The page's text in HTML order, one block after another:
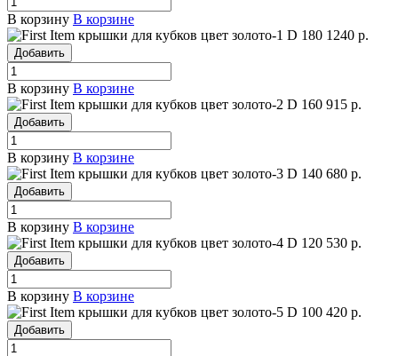
В корзину В корзине
крышки для кубков цвет золото-1 D 180 1240 р.
Добавить
В корзину В корзине
крышки для кубков цвет золото-2 D 160 915 р.
Добавить
В корзину В корзине
крышки для кубков цвет золото-3 D 140 680 р.
Добавить
В корзину В корзине
крышки для кубков цвет золото-4 D 120 530 р.
Добавить
В корзину В корзине
крышки для кубков цвет золото-5 D 100 420 р.
Добавить